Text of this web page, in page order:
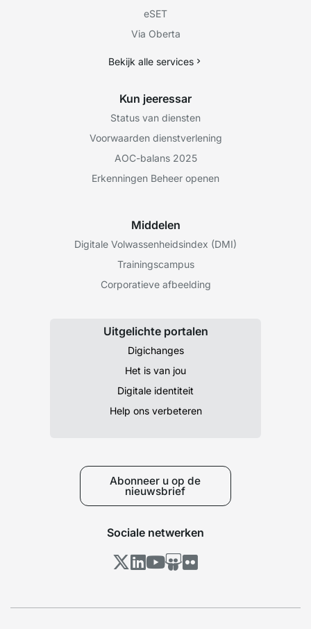
eSET
Via Oberta
Bekijk alle services
Kun jeeressar
Status van diensten
Voorwaarden dienstverlening
AOC-balans 2025
Erkenningen Beheer openen
Middelen
Digitale Volwassenheidsindex (DMI)
Trainingscampus
Corporatieve afbeelding
Uitgelichte portalen
Digichanges
Het is van jou
Digitale identiteit
Help ons verbeteren
Abonneer u op de
nieuwsbrief
Sociale netwerken